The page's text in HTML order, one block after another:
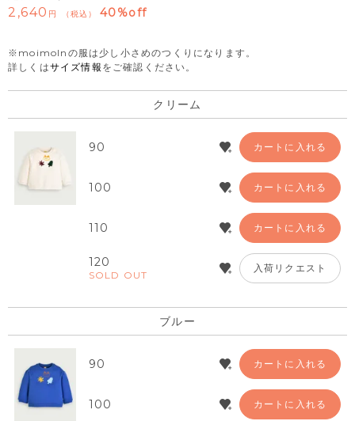
2,640 税込 40%off
※moimolnの服は少し小さめのつくりになります。
詳しくはサイズ情報 をご確認ください。
クリーム
90 カートに入れる
100 カートに入れる
110 カートに入れる
120
SOLD OUT
入荷リクエスト
ブルー
90 カートに入れる
100 カートに入れる